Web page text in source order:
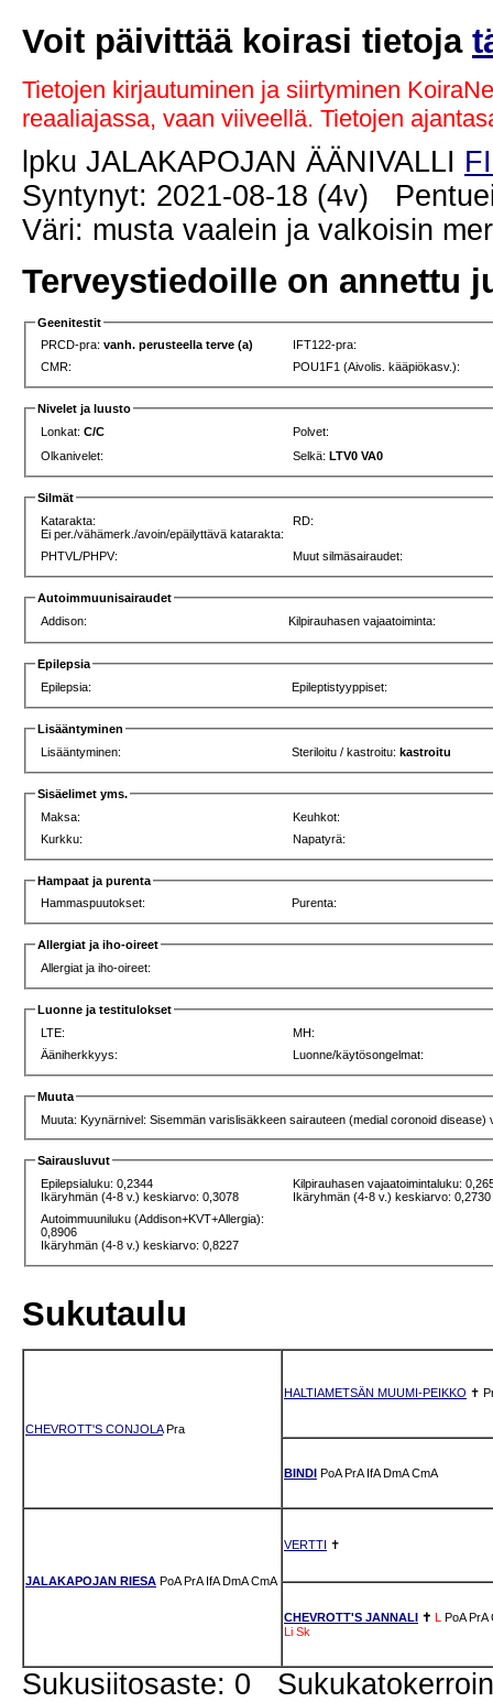
Voit päivittää koirasi tietoja
Tietojen kirjautuminen ja siirtyminen
reaaliajassa, vaan viiveellä. Tietojen
lpku JALAKAPOJAN ÄÄNIVALLI
Syntynyt: 2021-08-18 (4v)
Väri: musta vaalein ja valkoisin
Terveystiedoille on annettu
Geenitestit
PRCD-pra:vanh. perusteella terve (a)
IFT122-pra:
CMR:
POU1F1 (Aivolis. kääpiökasv.):
Nivelet ja luusto
Lonkat:C/C
Polvet:
Olkanivelet:
Selkä:LTV0 VA0
Silmät
Katarakta:
Ei per./vähämerk./avoin/epäilyttävä katarakta:
RD:
PHTVL/PHPV: Muut silmäsairaudet:
Autoimmuunisairaudet
Addison:
Kilpirauhasen vajaatoiminta:
Epilepsia
Epilepsia:
Epileptistyyppiset:
Lisääntyminen
Lisääntyminen:
Steriloitu / kastroitu:kastroitu
Sisäelimet yms.
Maksa:
Keuhkot:
Kurkku:
Napatyrä:
Hampaat ja purenta
Hammaspuutokset:
Purenta:
Allergiat ja iho-oireet
Allergiat ja iho-oireet:
Luonne ja testitulokset
LTE:
MH:
Ääniherkkyys:
Luonne/käytösongelmat:
Muuta
Muuta: Kyynärnivel: Sisemmän varislisäkkeen sairauteen (medial coronoid
Sairausluvut
Epilepsialuku: 0,2344
Ikäryhmän (4-8 v.) keskiarvo: 0,3078
Kilpirauhasen vajaatoimintaluku:
Ikäryhmän (4-8 v.) keskiarvo: 0,2730
Autoimmuuniluku (Addison+KVT+Allergia):
0,8906
Ikäryhmän (4-8 v.) keskiarvo: 0,8227
Sukutaulu
CHEVROTT'S CONJOLA Pra
HALTIAMETSÄN MUUMI-PEIKKO ✝
BINDI PoA PrA IfA DmA CmA
JALAKAPOJAN RIESA PoA PrA IfA DmA CmA
VERTTI ✝
CHEVROTT'S JANNALI ✝ L PoA PrA
Li Sk
Sukusiitosaste: 0